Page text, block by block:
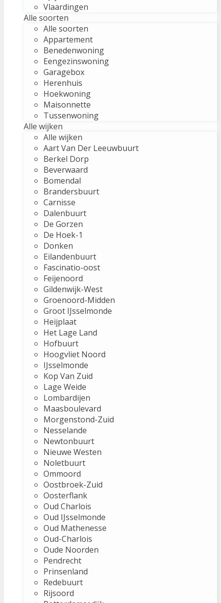
Vlaardingen
Alle soorten
Alle soorten
Appartement
Benedenwoning
Eengezinswoning
Garagebox
Herenhuis
Hoekwoning
Maisonnette
Tussenwoning
Alle wijken
Alle wijken
Aart Van Der Leeuwbuurt
Berkel Dorp
Beverwaard
Bomendal
Brandersbuurt
Carnisse
Dalenbuurt
De Gorzen
De Hoek-1
Donken
Eilandenbuurt
Fascinatio-oost
Feijenoord
Gildenwijk-West
Groenoord-Midden
Groot IJsselmonde
Heijplaat
Het Lage Land
Hofbuurt
Hoogvliet Noord
IJsselmonde
Kop Van Zuid
Lage Weide
Lombardijen
Maasboulevard
Morgenstond-Zuid
Nesselande
Newtonbuurt
Nieuwe Westen
Noletbuurt
Ommoord
Oostbroek-Zuid
Oosterflank
Oud Charlois
Oud IJsselmonde
Oud Mathenesse
Oud-Charlois
Oude Noorden
Pendrecht
Prinsenland
Redebuurt
Rijsoord